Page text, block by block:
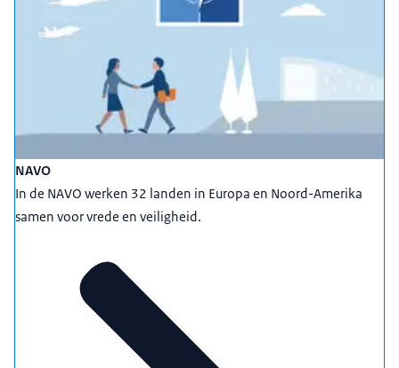
NAVO
In de NAVO werken 32 landen in Europa en Noord-Amerika
samen voor vrede en veiligheid.